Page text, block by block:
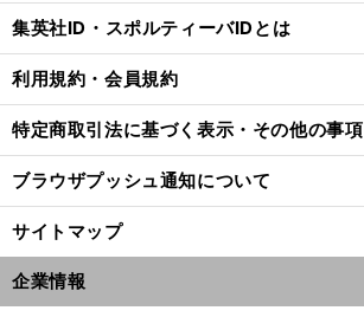
集英社ID・スポルティーバIDとは
利用規約・会員規約
特定商取引法に基づく表示・その他の事項
ブラウザプッシュ通知について
サイトマップ
企業情報